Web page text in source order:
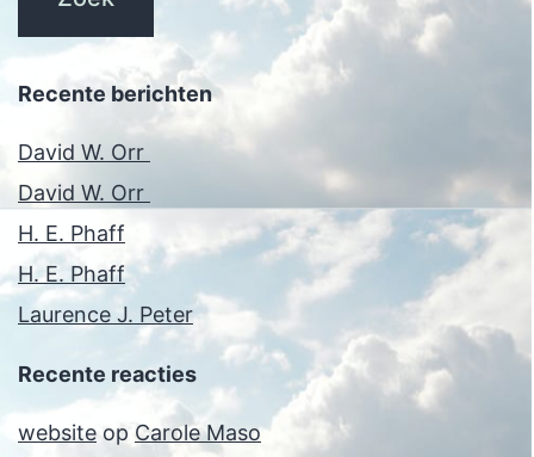
Recente berichten
David W. Orr
David W. Orr
H. E. Phaff
H. E. Phaff
Laurence J. Peter
Recente reacties
website op Carole Maso